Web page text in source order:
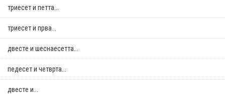
триесет и петта...
триесет и прва...
двестe и шеснаесетта...
педесет и четврта...
двестe и...